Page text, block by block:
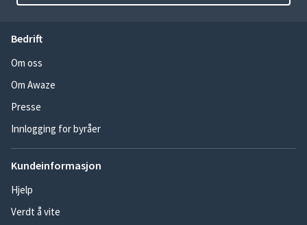
Bedrift
Om oss
Om Awaze
Presse
Innlogging for byråer
Kundeinformasjon
Hjelp
Verdt å vite